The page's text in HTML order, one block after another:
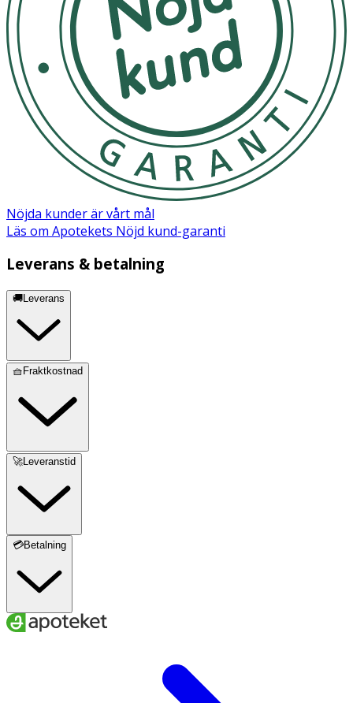
product is suitable for you, please check the ingredients
list on the product packaging
Nöjda kunder är vårt mål
Läs om Apotekets Nöjd kund-garanti
Leverans & betalning
🚚Leverans
🧺Fraktkostnad
🚀Leveranstid
💳Betalning